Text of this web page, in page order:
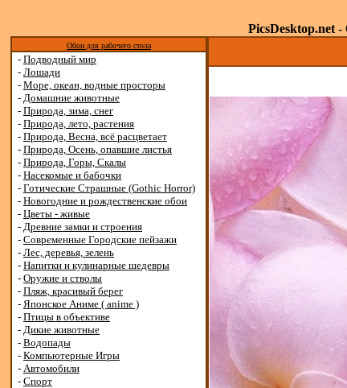
PicsDesktop.net-
Обои для рабочего стола
- Подводный мир
- Лошади
- Море, океан, водные просторы
- Домашние животные
- Природа, зима, снег
- Природа, лето, растения
- Природа, Весна, всё расцветает
- Природа, Осень, опавшие листья
- Природа, Горы, Скалы
- Насекомые и бабочки
- Готические Страшные (Gothic Horror)
- Новогодние и рождественские обои
- Цветы - живые
- Древние замки и строения
- Современные Городские пейзажи
- Лес, деревья, зелень
- Напитки и кулинарные шедевры
- Оружие и стволы
- Пляж, красивый берег
- Японское Аниме ( anime )
- Птицы в объективе
- Дикие животные
- Водопады
- Компьютерные Игры
- Автомобили
- Спорт